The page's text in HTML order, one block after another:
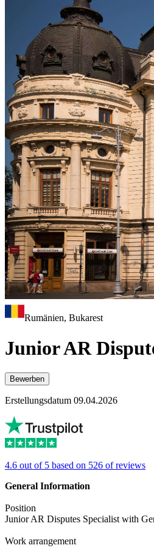
Rumänien, Bukarest
Junior AR
Bewerben
Erstellungsdatum 09.04.2026
4.6 out of 5 based on 526 of reviews
General Information
Position
Junior AR Disputes Specialist with
Work arrangement